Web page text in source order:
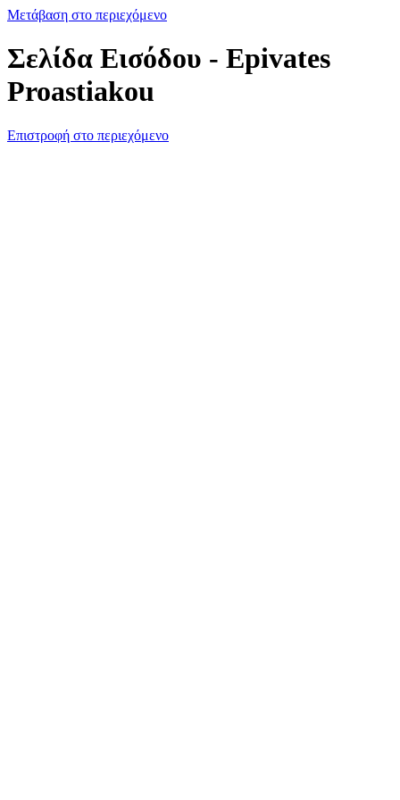
Μετάβαση στο περιεχόμενο
Σελίδα Εισόδου - Epivates
Proastiakou
Επιστροφή στο περιεχόμενο